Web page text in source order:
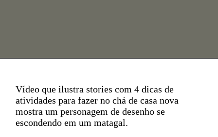
Vídeo que ilustra stories com 4 dicas de
atividades para fazer no chá de casa nova
mostra um personagem de desenho se
escondendo em um matagal.